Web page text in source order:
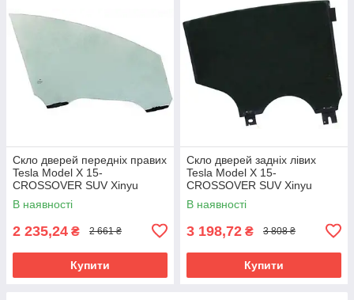
Скло дверей передніх правих
Tesla Model X 15-
CROSSOVER SUV Xinyu
В наявності
2 235,24 ₴ 2 661 ₴
Купити
Скло дверей задніх лівих
Tesla Model X 15-
CROSSOVER SUV Xinyu
В наявності
3 198,72 ₴ 3 808 ₴
Купити